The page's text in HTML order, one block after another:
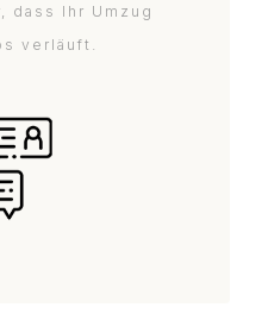
dass Ihr Umzug
verläuft.